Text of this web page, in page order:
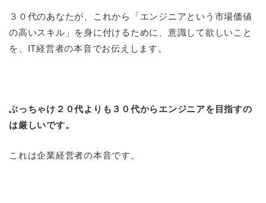
３０代のあなたが、これから「エンジニアという市場価値
の高いスキル」を身に付けるために、意識して欲しいこと
を、IT経営者の本音でお伝えします。
ぶっちゃけ２０代よりも３０代からエンジニアを目指すの
は厳しいです。
これは企業経営者の本音です。